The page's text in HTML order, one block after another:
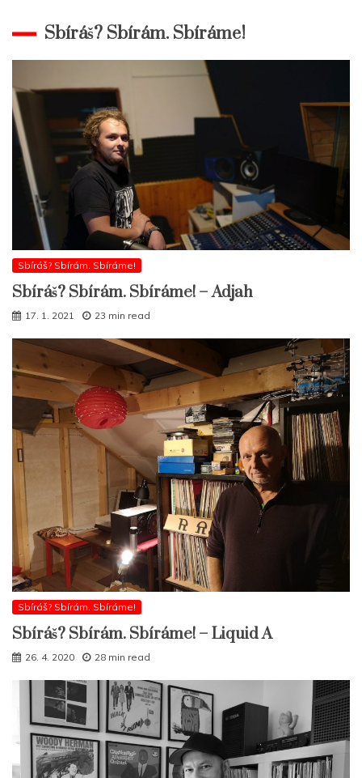
Sbíráš? Sbírám. Sbíráme!
Sbíráš? Sbírám. Sbíráme!
Sbíráš? Sbírám. Sbíráme! – Adjah
17. 1. 2021 23 min read
Sbíráš? Sbírám. Sbíráme!
Sbíráš? Sbírám. Sbíráme! – Liquid A
26. 4. 2020 28 min read